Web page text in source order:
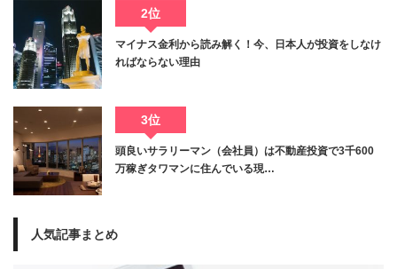
2位
マイナス金利から読み解く！今、日本人が投資をしなけ
ればならない理由
3位
頭良いサラリーマン（会社員）は不動産投資で3千600
万稼ぎタワマンに住んでいる現…
人気記事まとめ